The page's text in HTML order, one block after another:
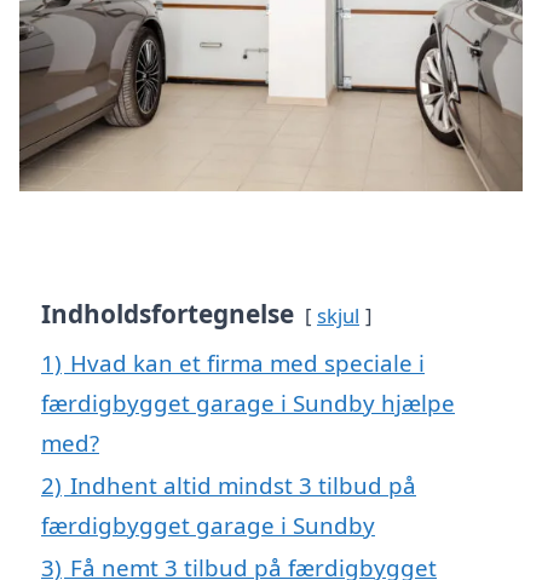
Indholdsfortegnelse skjul
1) Hvad kan et firma med speciale i
færdigbygget garage i Sundby hjælpe
med?
2) Indhent altid mindst 3 tilbud på
færdigbygget garage i Sundby
3) Få nemt 3 tilbud på færdigbygget